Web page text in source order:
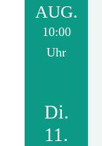
AUG.
10:00
Uhr
Di.
11.